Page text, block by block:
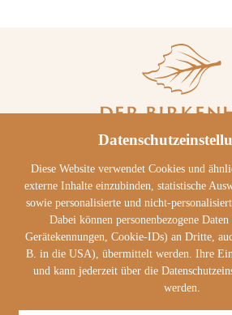
Diese Website verwendet Cookies und
externe Inhalte einzubinden, statistische
sowie personalisierte und nicht-
Dabei können personenbezogene
Gerätekennungen, Cookie-IDs) an Dritte,
B. in die USA), übermittelt werden. Ihre
und kann jederzeit über die
werden.
Hofenstetten 55
92431 Neunburg v.
Tel.: +49 (0)9439
personal@der-